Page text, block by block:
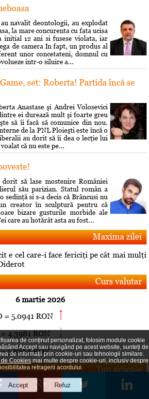
navalit deontologii, au explodat
la mare concurenta cu fata ucisa
initial 12 ani si fusese violata, iar
de camera In fapt, un produs al
unor concetateni, domnul cu
intr-o siluire a...
set: Roberta! Partida încă se
Anastase şi Andrei Volosevici
ei durează mult şi foarte greu
să îi facă să comunice din nou.
de la PNL Ploieşti este încă o
au dorit să îi dea o lecţie lui
că nu este pe...
să lase mostenire României
său parizian. Statul român a
sedinţă si s-a decis că Brâncusi nu
creator în sculptură pentru că
bizare gusturile morbide ale
care au hotărât asta au fost...
Maxima zilei
e cel care-i face fericiţi pe cât mai mulţi
Curs valutar
6 martie 2026
= 5.0941 RON
4.3981 RON
5.8664 RON
Top articole
la Guvern pe tema aprovizionării cu
de conținut personalizat, folosim module cookie
Accept sau navigând pe acest website, sunteți de
de informații prin cookie-uri sau tehnologii similare.
de Cookies mai multe despre cookie-uri, inclusiv despre
retragerii acordului.